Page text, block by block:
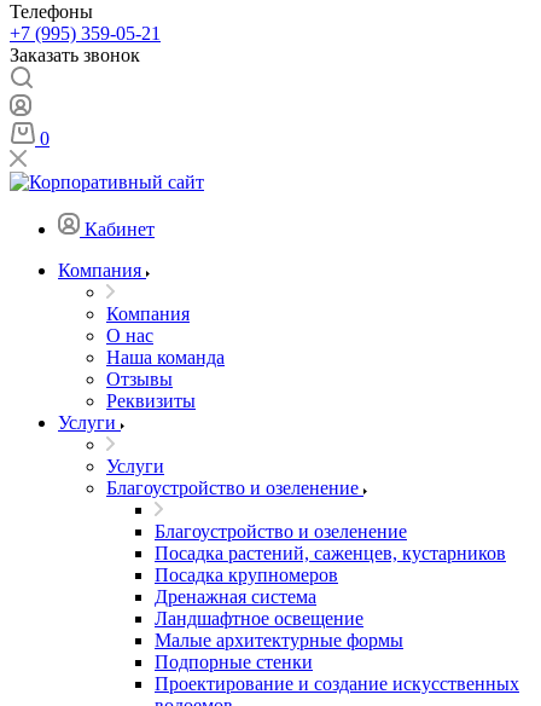
Телефоны
+7 (995) 359-05-21
Заказать звонок
0
Кабинет
Компания
Компания
О нас
Наша команда
Отзывы
Реквизиты
Услуги
Услуги
Благоустройство и озеленение
Благоустройство и озеленение
Посадка растений, саженцев, кустарников
Посадка крупномеров
Дренажная система
Ландшафтное освещение
Малые архитектурные формы
Подпорные стенки
Проектирование и создание искусственных